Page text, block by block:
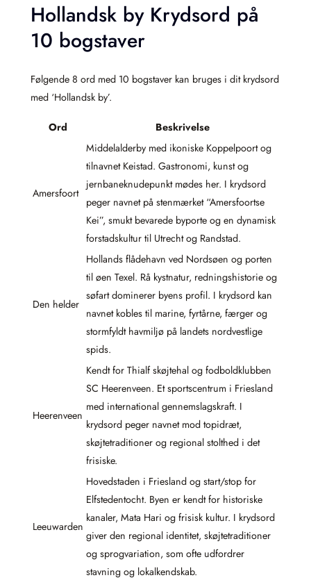
Hollandsk by Krydsord på
10 bogstaver
Følgende 8 ord med 10 bogstaver kan bruges i dit krydsord
med ‘Hollandsk by’.
Ord Beskrivelse
Amersfoort
Middelalderby med ikoniske Koppelpoort og
tilnavnet Keistad. Gastronomi, kunst og
jernbaneknudepunkt mødes her. I krydsord
peger navnet på stenmærket “Amersfoortse
Kei”, smukt bevarede byporte og en dynamisk
forstadskultur til Utrecht og Randstad.
Den helder
Hollands flådehavn ved Nordsøen og porten
til øen Texel. Rå kystnatur, redningshistorie og
søfart dominerer byens profil. I krydsord kan
navnet kobles til marine, fyrtårne, færger og
stormfyldt havmiljø på landets nordvestlige
spids.
Heerenveen
Kendt for Thialf skøjtehal og fodboldklubben
SC Heerenveen. Et sportscentrum i Friesland
med international gennemslagskraft. I
krydsord peger navnet mod topidræt,
skøjtetraditioner og regional stolthed i det
frisiske.
Leeuwarden
Hovedstaden i Friesland og start/stop for
Elfstedentocht. Byen er kendt for historiske
kanaler, Mata Hari og frisisk kultur. I krydsord
giver den regional identitet, skøjtetraditioner
og sprogvariation, som ofte udfordrer
stavning og lokalkendskab.